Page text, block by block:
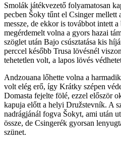
Smolák játékvezető folyamatosan
pecben Šoky tűnt el Csinger mellett
messze, de ekkor is továbbot intett
megérdemelt volna a gyors hazai
szöglet után Bajo csúsztatása kis
perccel később Trusa lövésnél
tehetetlen volt, a lapos lövés
Andzouana lőhette volna a
volt elég erő, így Krátky szépen
Domasta fejelte fölé, ezzel először
kapuja előtt a helyi Družstevník. A
nadrágjánál fogva Šokyt, ami után
össze, de Csingerék gyorsan
szünet.